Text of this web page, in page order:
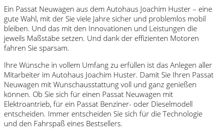
Ein Passat Neuwagen aus dem Autohaus Joachim Huster – eine
gute Wahl, mit der Sie viele Jahre sicher und problemlos mobil
bleiben. Und das mit den Innovationen und Leistungen die
jeweils Maßstäbe setzen. Und dank der effizienten Motoren
fahren Sie sparsam.
Ihre Wünsche in vollem Umfang zu erfüllen ist das Anlegen aller
Mitarbeiter im Autohaus Joachim Huster. Damit Sie Ihren Passat
Neuwagen mit Wunschausstattung voll und ganz genießen
können. Ob Sie sich für einen Passat Neuwagen mit
Elektroantrieb, für ein Passat Benziner- oder Dieselmodell
entscheiden. Immer entscheiden Sie sich für die Technologie
und den Fahrspaß eines Bestsellers.